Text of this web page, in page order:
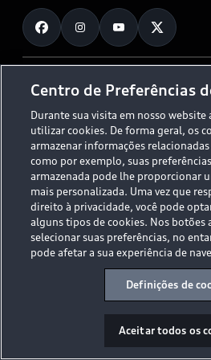
Planejamento de recarga
O Legado do S
Audi Driving Experience
ESG
Tecnologias Audi
Audi Collection
Fale Conosco
Trabalhe Conosco
© 2026 AUDI AG. All Rights
Políticas de Privacidade
Código
Aviso Legal
Proteção de Dados -
Sala de Imprensa
Desacelere. Seu bem
Centro de Preferências
Durante sua visita em nosso website
utilizar cookies. De forma geral, os
armazenar informações relacionadas
como por exemplo, suas
armazenada pode lhe proporcionar
mais personalizada. Uma vez que
direito à privacidade, você pode
alguns tipos de cookies. Nos botões
selecionar suas preferências, no
pode afetar a sua experiência de
Definições de
Aceitar todos os